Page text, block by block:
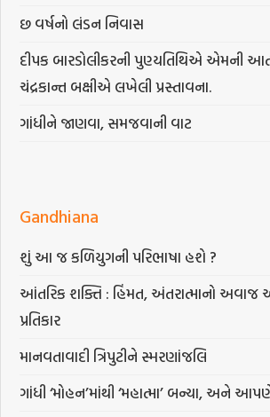
છ વર્ષનો લંડન નિવાસ
દીપક બારડોલીકરની પુણ્યતિથિએ એમની
ચંદ્રકાન્ત બક્ષીએ લખેલી પ્રસ્તાવના.
ગાંધીને જાણવા, સમજવાની વાટ
Gandhiana
શું આ જ કળિયુગની પરિભાષા હશે ?
આંતરિક શક્તિ : હિંમત, અંતરાત્માનો
પ્રતિકાર
માનવતાવાદી ત્રિપુટીને સ્મરણાંજલિ
ગાંધી ‘મોહન’માંથી ‘મહાત્મા’ બન્યા, અને